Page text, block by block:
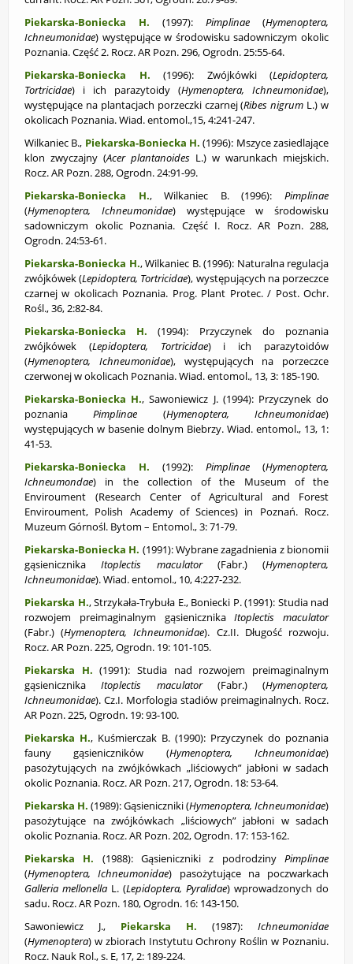
Piekarska-Boniecka H.
(1997): Pimplinae (Hymenoptera,
Ichneumonidae) występujące w środowisku sadowniczym okolic
Poznania. Część 2. Rocz. AR Pozn. 296, Ogrodn. 25:55-64.
Piekarska-Boniecka H.
(1996): Zwójkówki (Lepidoptera,
Tortricidae) i ich parazytoidy (Hymenoptera, Ichneumonidae),
występujące na plantacjach porzeczki czarnej (Ribes nigrum L.) w
okolicach Poznania. Wiad. entomol.,15, 4:241-247.
Wilkaniec B., Piekarska-Boniecka H. (1996): Mszyce zasiedlające
klon zwyczajny (Acer plantanoides L.) w warunkach miejskich.
Rocz. AR Pozn. 288, Ogrodn. 24:91-99.
Piekarska-Boniecka H., Wilkaniec B. (1996):Pimplinae
(Hymenoptera, Ichneumonidae) występujące w środowisku
sadowniczym okolic Poznania. Część I. Rocz. AR Pozn. 288,
Ogrodn. 24:53-61.
Piekarska-Boniecka H., Wilkaniec B. (1996): Naturalna regulacja
zwójkówek (Lepidoptera, Tortricidae), występujących na porzeczce
czarnej w okolicach Poznania. Prog. Plant Protec. / Post. Ochr.
Rośl., 36, 2:82-84.
Piekarska-Boniecka H.
(1994): Przyczynek do poznania
zwójkówek (Lepidoptera, Tortricidae) i ich parazytoidów
(Hymenoptera, Ichneumonidae), występujących na porzeczce
czerwonej w okolicach Poznania. Wiad. entomol., 13, 3: 185-190.
Piekarska-Boniecka H., Sawoniewicz J. (1994): Przyczynek do
poznaniaPimplinae (Hymenoptera, Ichneumonidae)
występujących w basenie dolnym Biebrzy. Wiad. entomol., 13, 1:
41-53.
Piekarska-Boniecka H.
(1992): Pimplinae (Hymenoptera,
Ichneumondae) in the collection of the Museum of the
Enviroument (Research Center of Agricultural and Forest
Enviroument, Polish Academy of Sciences) in Poznań. Rocz.
Muzeum Górnośl. Bytom – Entomol., 3: 71-79.
Piekarska-Boniecka H. (1991): Wybrane zagadnienia z bionomii
gąsienicznikaItoplectis maculator (Fabr.) (Hymenoptera,
Ichneumonidae). Wiad. entomol., 10, 4:227-232.
Piekarska H., Strzykała-Trybuła E., Boniecki P. (1991): Studia nad
rozwojem preimaginalnym gąsienicznikaItoplectis maculator
(Fabr.) (Hymenoptera, Ichneumonidae). Cz.II. Długość rozwoju.
Rocz. AR Pozn. 225, Ogrodn. 19: 101-105.
Piekarska H. (1991): Studia nad rozwojem preimaginalnym
gąsienicznikaItoplectis maculator(Fabr.) (Hymenoptera,
Ichneumonidae). Cz.I. Morfologia stadiów preimaginalnych. Rocz.
AR Pozn. 225, Ogrodn. 19: 93-100.
Piekarska H., Kuśmierczak B. (1990): Przyczynek do poznania
fauny gąsieniczników (Hymenoptera, Ichneumonidae)
pasożytujących na zwójkówkach „liściowych” jabłoni w sadach
okolic Poznania. Rocz. AR Pozn. 217, Ogrodn. 18: 53-64.
Piekarska H. (1989): Gąsieniczniki (Hymenoptera, Ichneumonidae)
pasożytujące na zwójkówkach „liściowych” jabłoni w sadach
okolic Poznania. Rocz. AR Pozn. 202, Ogrodn. 17: 153-162.
Piekarska H.
(1988): Gąsieniczniki z podrodzinyPimplinae
(Hymenoptera, Ichneumonidae) pasożytujące na poczwarkach
Galleria mellonella L. (Lepidoptera, Pyralidae) wprowadzonych do
sadu. Rocz. AR Pozn. 180, Ogrodn. 16: 143-150.
Sawoniewicz J.,
Piekarska H. (1987): Ichneumonidae
(Hymenoptera) w zbiorach Instytutu Ochrony Roślin w Poznaniu.
Rocz. Nauk Rol., s. E, 17, 2: 189-224.